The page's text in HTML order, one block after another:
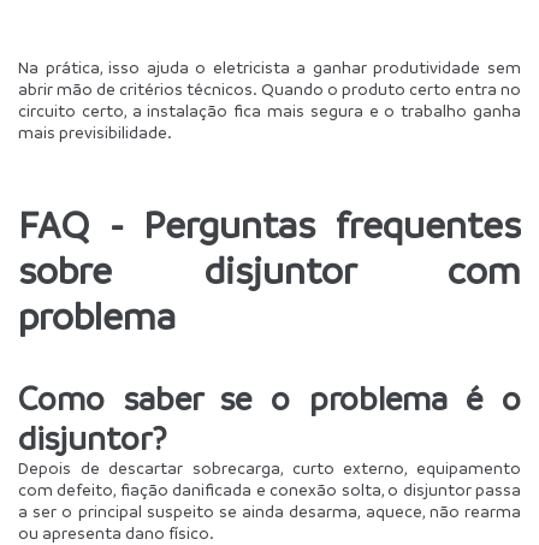
Na prática, isso ajuda o eletricista a ganhar produtividade sem
abrir mão de critérios técnicos. Quando o produto certo entra no
circuito certo, a instalação fica mais segura e o trabalho ganha
mais previsibilidade.
FAQ - Perguntas frequentes
sobre disjuntor com
problema
Como saber se o problema é o
disjuntor?
Depois de descartar sobrecarga, curto externo, equipamento
com defeito, fiação danificada e conexão solta, o disjuntor passa
a ser o principal suspeito se ainda desarma, aquece, não rearma
ou apresenta dano físico.